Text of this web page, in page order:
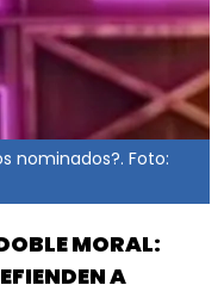
nominados?. Foto:
MORAL:
A